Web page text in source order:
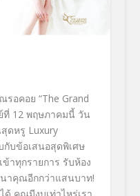
อคอย “The Grand
ที่ 12 พฤษภาคมนี้ วัน
ดหรู Luxury
บข้อเสนอสุดพิเศษ
าทุกรายการ รับห้อง
าคุณอีกกว่าแสนบาท!